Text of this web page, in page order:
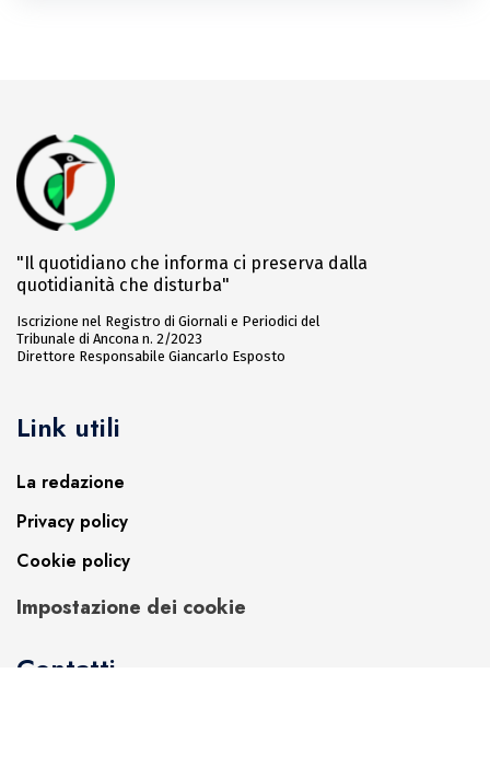
"Il quotidiano che informa ci preserva dalla
quotidianità che disturba"
Iscrizione nel Registro di Giornali e Periodici del
Tribunale di Ancona n. 2/2023
Direttore Responsabile Giancarlo Esposto
Link utili
La redazione
Privacy policy
Cookie policy
Impostazione dei cookie
Contatti